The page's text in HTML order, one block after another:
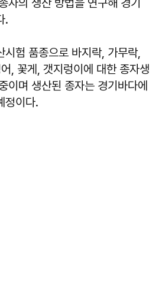
.
시험 품종으로 바지락, 가무락,
, 꽃게, 갯지렁이에 대한 종자생
이며 생산된 종자는 경기바다에
정이다.